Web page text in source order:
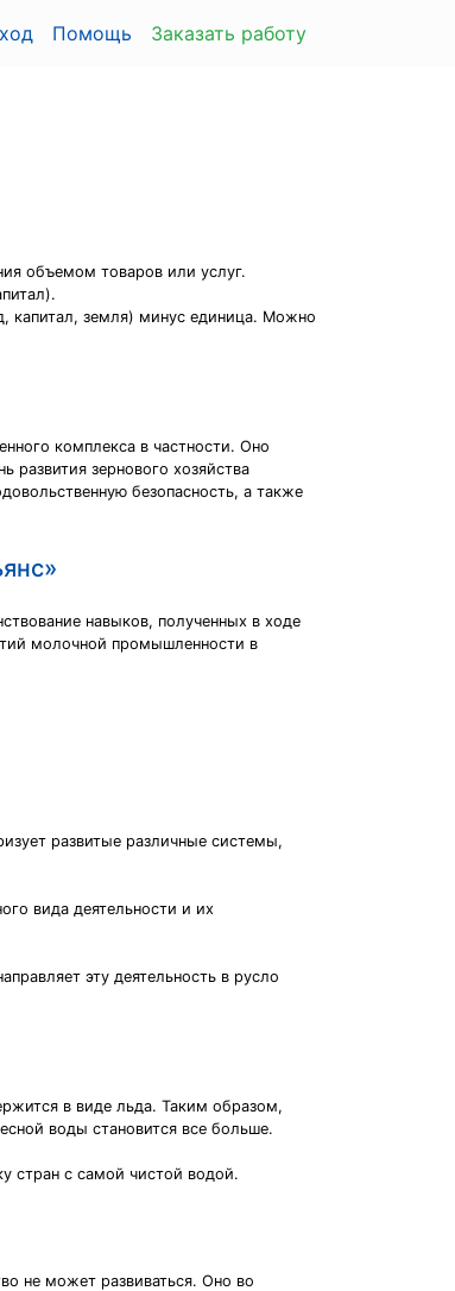
Помощь Заказать работу
объемом товаров или услуг.
капитал, земля) минус единица. Можно
комплекса в частности. Оно
зернового хозяйства
безопасность, а также
навыков, полученных в ходе
молочной промышленности в
развитые различные системы,
вида деятельности и их
эту деятельность в русло
в виде льда. Таким образом,
воды становится все больше.
стран с самой чистой водой.
не может развиваться. Оно во